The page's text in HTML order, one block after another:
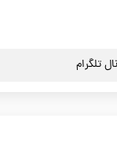
تلگرام